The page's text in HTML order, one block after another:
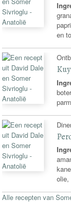
en
olie,
Alle recepten van